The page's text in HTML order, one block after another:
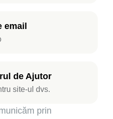
email
de Ajutor
site-ul dvs.
prin